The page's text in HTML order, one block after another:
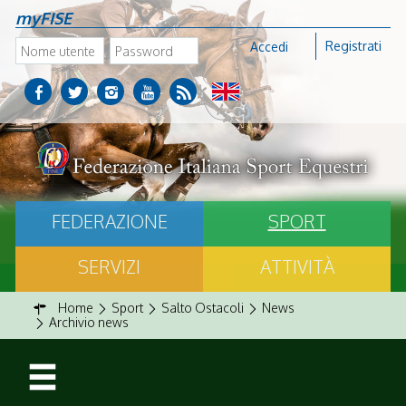
myFISE
Accedi Registrati
FEDERAZIONE
SPORT
SERVIZI
ATTIVITÀ
Home Sport Salto Ostacoli
News
Archivio news